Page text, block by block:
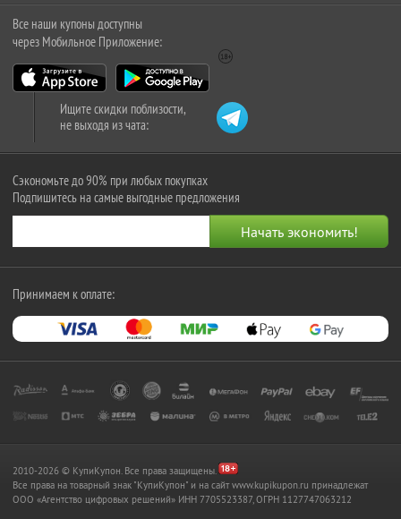
Все наши купоны доступны
через Мобильное Приложение:
Ищите скидки поблизости,
не выходя из чата:
Сэкономьте до 90% при любых покупках
Подпишитесь на самые выгодные предложения
Принимаем к оплате:
2010-2026 © КупиКупон. Все права защищены.
Все права на товарный знак "КупиКупон" и на сайт www.kupikupon.ru принадлежат
OOO «Агентство цифровых решений» ИНН 7705523387, ОГРН 1127747063212